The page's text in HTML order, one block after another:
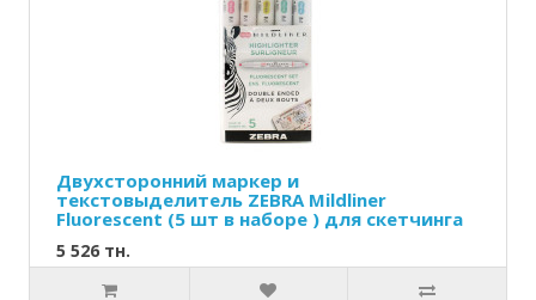
Двухсторонний маркер и
текстовыделитель ZEBRA Mildliner
Fluorescent (5 шт в наборе ) для скетчинга
5 526 тн.